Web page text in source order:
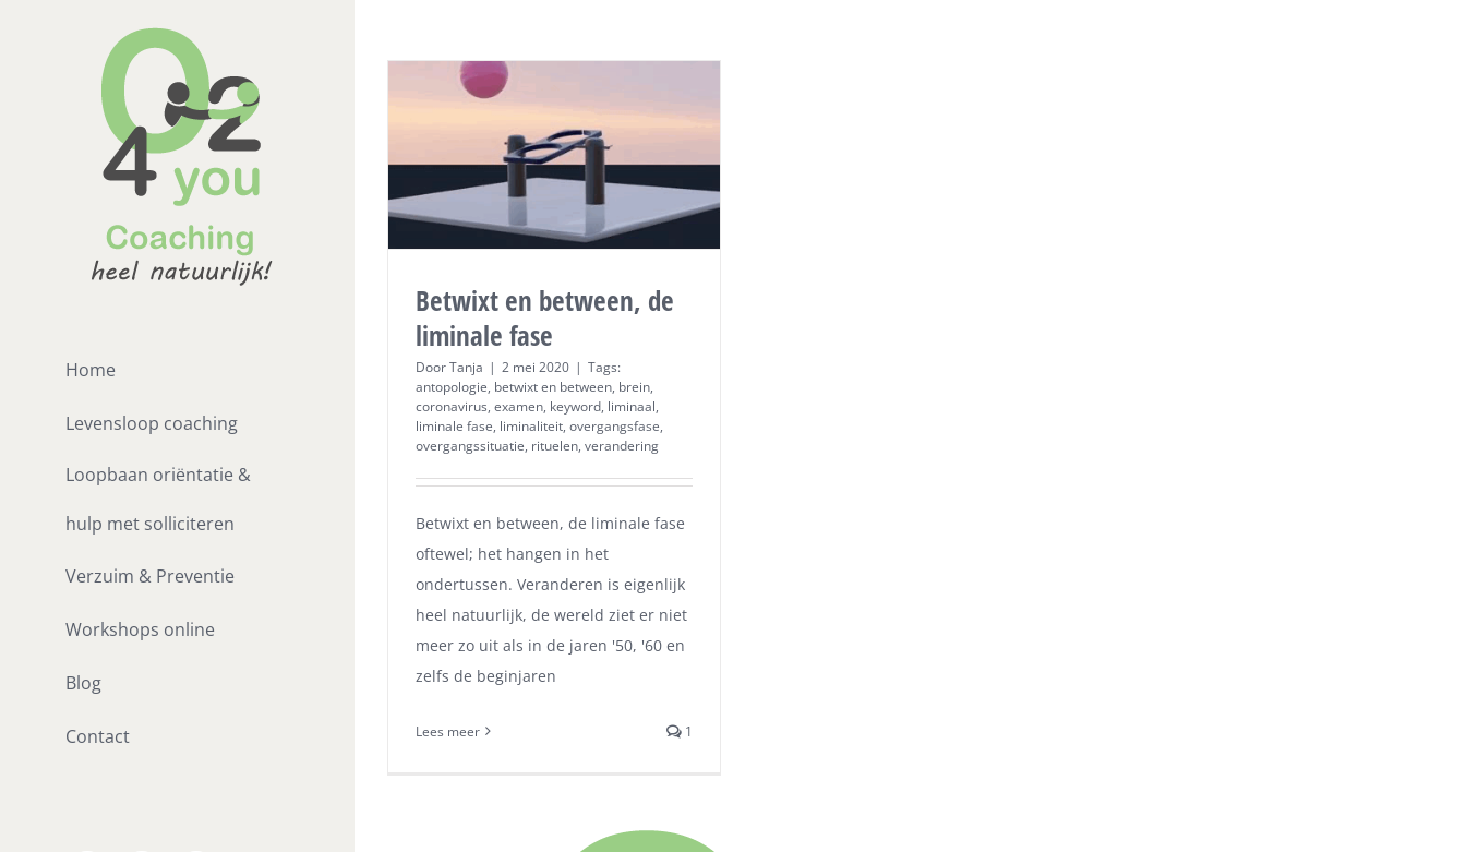
Home
Levensloop coaching
Loopbaan oriëntatie &
hulp met solliciteren
Verzuim & Preventie
Workshops online
Blog
Contact
Betwixt en between, de
liminale fase
DoorTanja | 2 mei 2020 | Tags:
antopologie, betwixt en between, brein,
coronavirus, examen, keyword, liminaal,
liminale fase, liminaliteit, overgangsfase,
overgangssituatie, rituelen, verandering
Betwixt en between, de liminale fase
oftewel; het hangen in het
ondertussen. Veranderen is eigenlijk
heel natuurlijk, de wereld ziet er niet
meer zo uit als in de jaren '50, '60 en
zelfs de beginjaren
Lees meer 1